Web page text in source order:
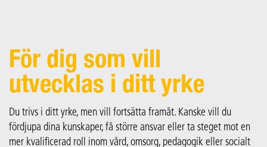
För dig som vill
utvecklas i ditt yrke
Du trivs i ditt yrke, men vill fortsätta framåt. Kanske vill du
fördjupa dina kunskaper, få större ansvar eller ta steget mot en
mer kvalificerad roll inom vård, omsorg, pedagogik eller socialt